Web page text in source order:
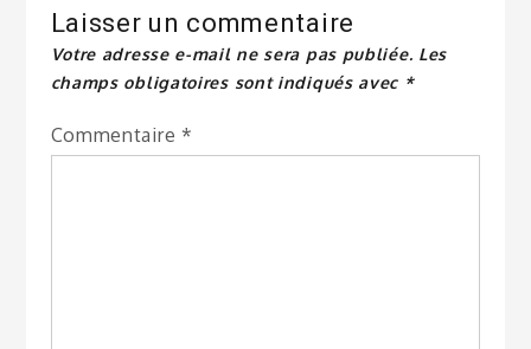
Laisser un commentaire
Votre adresse e-mail ne sera pas publiée. Les
champs obligatoires sont indiqués avec *
Commentaire *